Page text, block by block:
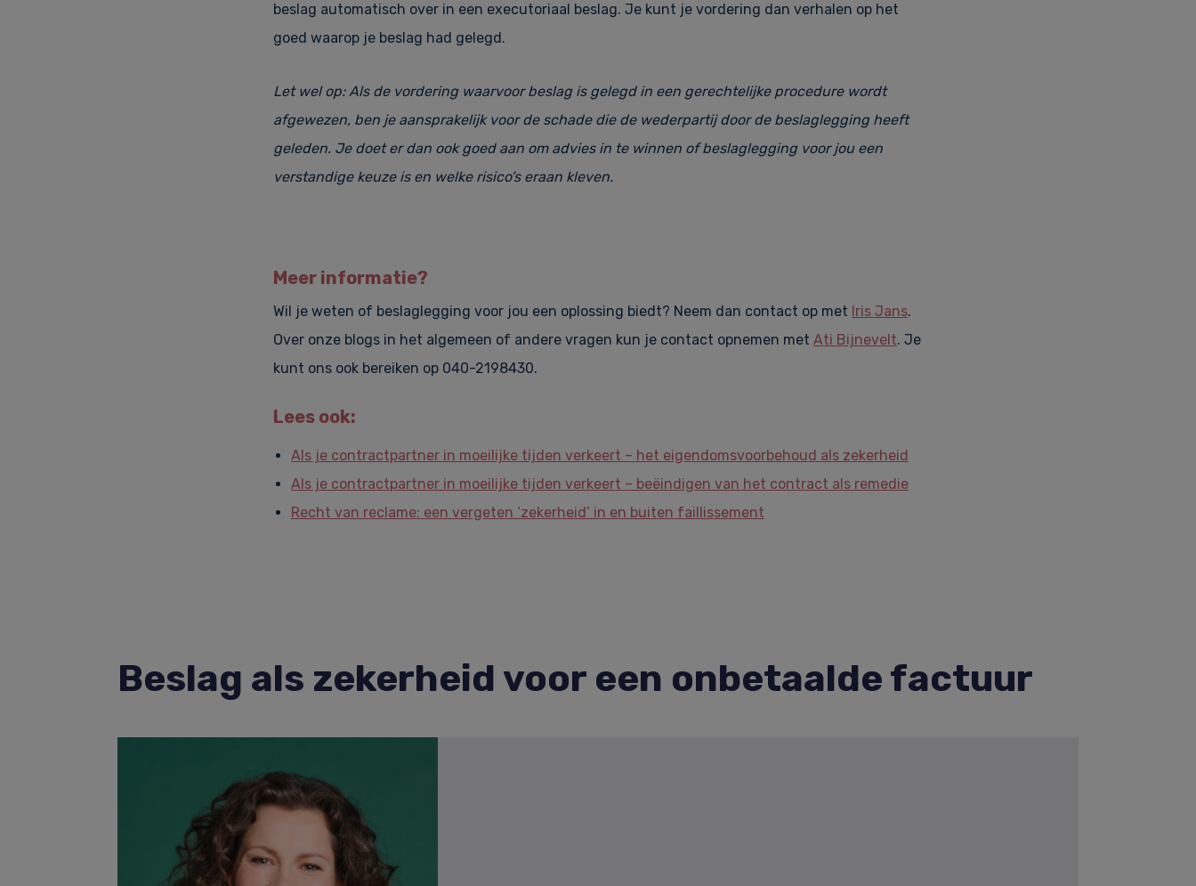
beslag automatisch over in een executoriaal beslag. Je kunt je vordering dan verhalen op het
goed waarop je beslag had gelegd.
Let wel op: Als de vordering waarvoor beslag is gelegd in een gerechtelijke procedure wordt
afgewezen, ben je aansprakelijk voor de schade die de wederpartij door de beslaglegging heeft
geleden. Je doet er dan ook goed aan om advies in te winnen of beslaglegging voor jou een
verstandige keuze is en welke risico’s eraan kleven.
Meer informatie?
Wil je weten of beslaglegging voor jou een oplossing biedt? Neem dan contact op met Iris Jans.
Over onze blogs in het algemeen of andere vragen kun je contact opnemen met Ati Bijnevelt. Je
kunt ons ook bereiken op 040-2198430.
Lees ook:
Als je contractpartner in moeilijke tijden verkeert – het eigendomsvoorbehoud als zekerheid
Als je contractpartner in moeilijke tijden verkeert – beëindigen van het contract als remedie
Recht van reclame: een vergeten ‘zekerheid’ in en buiten faillissement
Beslag als zekerheid voor een onbetaalde factuur